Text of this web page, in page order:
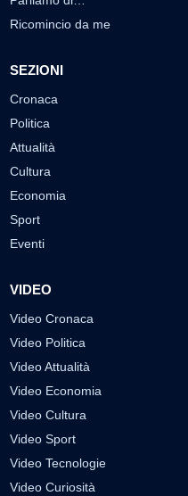
Ricomincio da me
SEZIONI
Cronaca
Politica
Attualità
Cultura
Economia
Sport
Eventi
VIDEO
Video Cronaca
Video Politica
Video Attualità
Video Economia
Video Cultura
Video Sport
Video Tecnologie
Video Curiosità